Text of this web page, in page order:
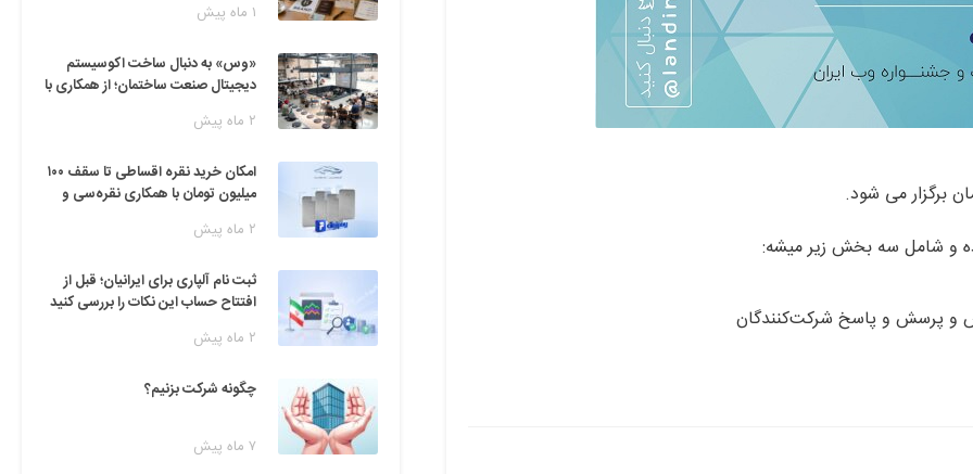
و شامل سه بخش زیر میشه:
۱ ماه پیش
«وس» به دنبال ساخت اکوسیستم
دیجیتال صنعت ساختمان؛ از همکاری با
فناوری۲ ماه پیش
امکان خرید نقره اقساطی تا سقف ۱۰۰
میلیون تومان با همکاری نقره‌سی و
۲ ماه پیش
ثبت نام آلپاری برای ایرانیان؛ قبل از
افتتاح حساب این نکات را بررسی کنید
۲ ماه پیش
چگونه شرکت بزنیم؟
۷ ماه پیش